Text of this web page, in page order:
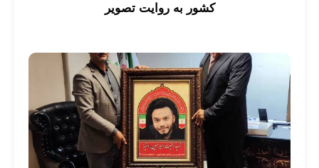
کشور به روایت تصویر